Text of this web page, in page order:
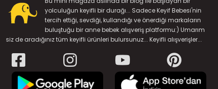
yolculuğun keyifli bir durağı... Sadece Keyif Bebesi'nin
tercih ettiği, sevdiği, kullandığı ve önerdiği markaların
buluştuğu bir anne bebek alışveriş platformu:) Umarım
siz de aradığınız tüm keyifli ürünleri bulursunuz... Keyifli alışverişler...